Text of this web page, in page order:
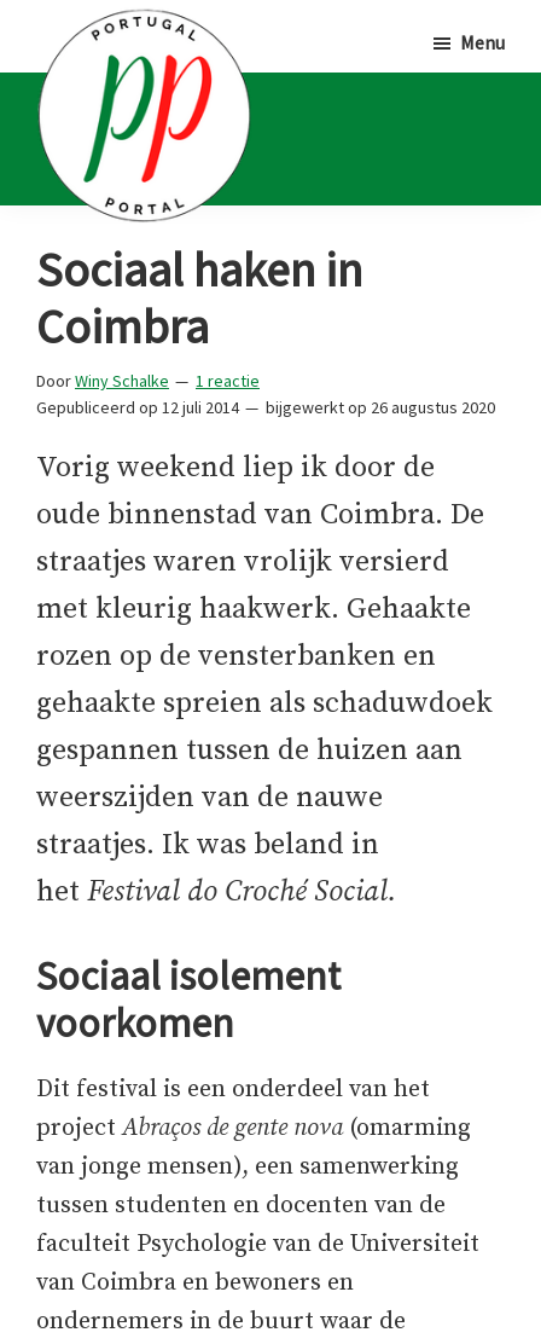
hoofd
inhoud
eerste
sidebar
voettekst
Portal
Portugalliefhebbers
en
fanaten
Menu
Sociaal haken in
Coimbra
DoorWiny Schalke
1 reactie
Gepubliceerd op 12 juli 2014 bijgewerkt op 26 augustus 2020
Vorig weekend liep ik door de
oude binnenstad van Coimbra. De
straatjes waren vrolijk versierd
met kleurig haakwerk. Gehaakte
rozen op de vensterbanken en
gehaakte spreien als schaduwdoek
gespannen tussen de huizen aan
weerszijden van de nauwe
straatjes. Ik was beland in
het Festival do Croché Social.
Sociaal isolement
voorkomen
Dit festival is een onderdeel van het
projectAbraços de gente nova(omarming
van jonge mensen), een samenwerking
tussen studenten en docenten van de
faculteit Psychologie van de Universiteit
van Coimbra en bewoners en
ondernemers in de buurt waar de